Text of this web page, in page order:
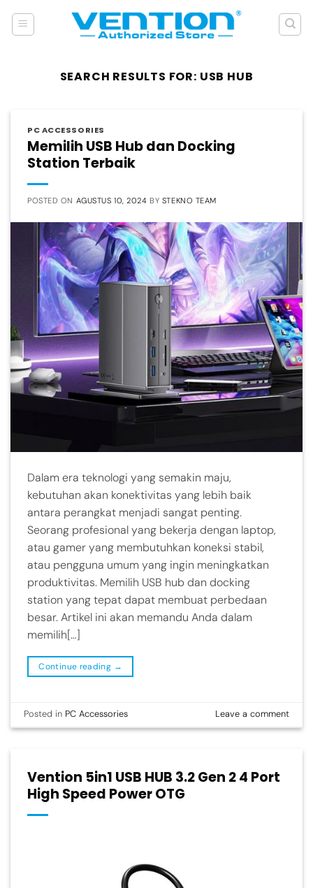
SEARCH RESULTS FOR: USB HUB
PC ACCESSORIES
Memilih USB Hub dan Docking
Station Terbaik
POSTED ON AGUSTUS 10, 2024 BY STEKNO TEAM
Dalam era teknologi yang semakin maju,
kebutuhan akan konektivitas yang lebih baik
antara perangkat menjadi sangat penting.
Seorang profesional yang bekerja dengan laptop,
atau gamer yang membutuhkan koneksi stabil,
atau pengguna umum yang ingin meningkatkan
produktivitas. Memilih USB hub dan docking
station yang tepat dapat membuat perbedaan
besar. Artikel ini akan memandu Anda dalam
memilih[…]
Continue reading →
Posted in PC Accessories Leave a comment
Vention 5in1 USB HUB 3.2 Gen 2 4 Port
High Speed Power OTG